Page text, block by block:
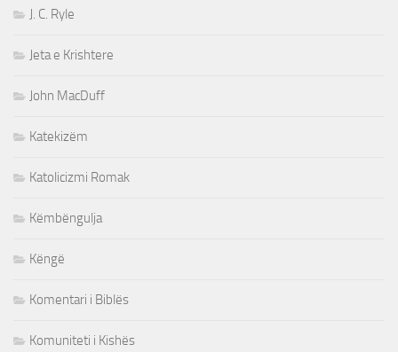
J. C. Ryle
Jeta e Krishtere
John MacDuff
Katekizëm
Katolicizmi Romak
Këmbëngulja
Këngë
Komentari i Biblës
Komuniteti i Kishës